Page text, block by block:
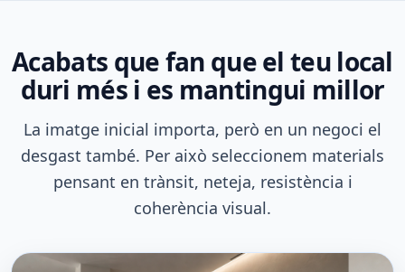
Acabats que fan que el teu local
duri més i es mantingui millor
La imatge inicial importa, però en un negoci el
desgast també. Per això seleccionem materials
pensant en trànsit, neteja, resistència i
coherència visual.